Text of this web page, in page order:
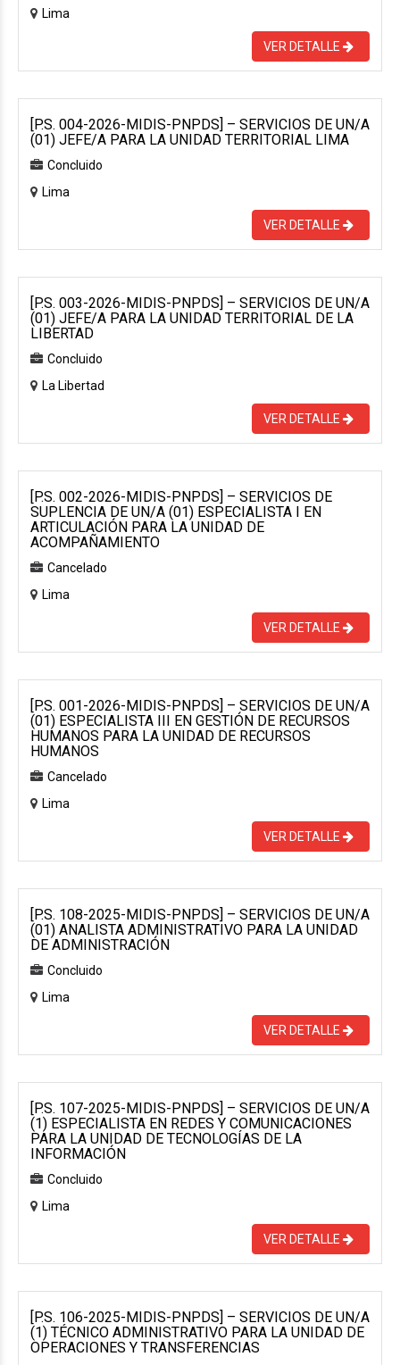
Lima
VER DETALLE
[P.S. 004-2026-MIDIS-PNPDS] – SERVICIOS DE UN/A
(01) JEFE/A PARA LA UNIDAD TERRITORIAL LIMA
Concluido
Lima
VER DETALLE
[P.S. 003-2026-MIDIS-PNPDS] – SERVICIOS DE UN/A
(01) JEFE/A PARA LA UNIDAD TERRITORIAL DE LA
LIBERTAD
Concluido
La Libertad
VER DETALLE
[P.S. 002-2026-MIDIS-PNPDS] – SERVICIOS DE
SUPLENCIA DE UN/A (01) ESPECIALISTA I EN
ARTICULACIÓN PARA LA UNIDAD DE
ACOMPAÑAMIENTO
Cancelado
Lima
VER DETALLE
[P.S. 001-2026-MIDIS-PNPDS] – SERVICIOS DE UN/A
(01) ESPECIALISTA III EN GESTIÓN DE RECURSOS
HUMANOS PARA LA UNIDAD DE RECURSOS
HUMANOS
Cancelado
Lima
VER DETALLE
[P.S. 108-2025-MIDIS-PNPDS] – SERVICIOS DE UN/A
(01) ANALISTA ADMINISTRATIVO PARA LA UNIDAD
DE ADMINISTRACIÓN
Concluido
Lima
VER DETALLE
[P.S. 107-2025-MIDIS-PNPDS] – SERVICIOS DE UN/A
(1) ESPECIALISTA EN REDES Y COMUNICACIONES
PARA LA UNIDAD DE TECNOLOGÍAS DE LA
INFORMACIÓN
Concluido
Lima
VER DETALLE
[P.S. 106-2025-MIDIS-PNPDS] – SERVICIOS DE UN/A
(1) TÉCNICO ADMINISTRATIVO PARA LA UNIDAD DE
OPERACIONES Y TRANSFERENCIAS